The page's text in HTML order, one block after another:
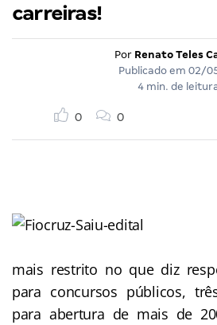
carreiras!
Por Renato Teles
Publicado em 02/
4 min. de
0 0
mais restrito no que diz
para concursos públicos,
para abertura de mais de